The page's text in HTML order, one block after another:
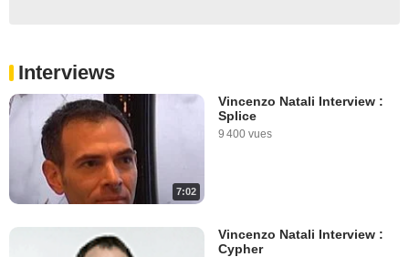
Interviews
7:02
Vincenzo Natali Interview :
Splice
9 400 vues
Vincenzo Natali Interview :
Cypher